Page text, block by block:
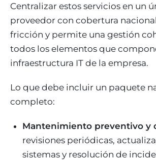
Centralizar estos servicios en un
proveedor con cobertura
fricción y permite una gestión
todos los elementos que
infraestructura IT de la empresa.
Lo que debe incluir un paquete
completo:
Mantenimiento preventivo y
revisiones periódicas,
sistemas y resolución de